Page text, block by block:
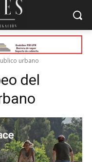
urbano
del